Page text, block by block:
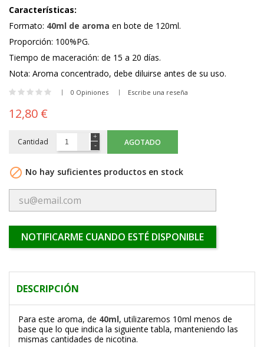
Características:
Formato: 40ml de aroma en bote de 120ml.
Proporción: 100%PG.
Tiempo de maceración: de 15 a 20 días.
Nota: Aroma concentrado, debe diluirse antes de su uso.
0 Opiniones Escribe una reseña
12,80 €
Cantidad AGOTADO
 No hay suficientes productos en stock
NOTIFICARME CUANDO ESTÉ DISPONIBLE
DESCRIPCIÓN
Para este aroma, de 40ml, utilizaremos 10ml menos de
base que lo que indica la siguiente tabla, manteniendo las
mismas cantidades de nicotina.